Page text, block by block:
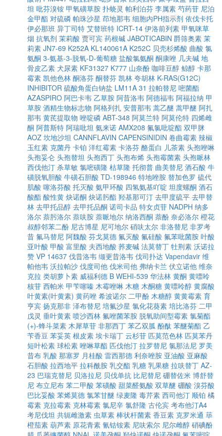
坦 吡芬溴铵 甲氧磺草胺 扑蛲灵 帕利泊芬 李属素 芍药苷 尼泊
金甲酯 对硫磷 帕珠沙星 茚地那韦 细胞内PH指示剂 依伐卡托
伊必那班 异丁司特 艾替班特 ICRT-14 伊洛前列素 甲氧咪草
烟 抗氧剂 茉莉酸 贾可宾 药根碱 JABOTICABIN 爵筛奥素 茉
莉素 JN7-69 K252A KL140061A K252C 贝壳杉烯酸 曲酸 氯
氨酮 3-氨基-3-脱氧-D-葡萄糖 盐酸氯氨酮 酮康唑 几夫碱 地
骨皮乙素 犬尿素 KF31327 K777 山奈酚 咖啡豆醇 鲸醇 卡那
霉素 凯他色林 酮洛芬 酮替芬 凯林 夸胡林 K-RAS(G12C)
INHIBITOR 硫酸角蛋白钠盐 LM11A 31 拉帕替尼 嘧菌酯
AZASPIRO 阿巴卡韦 乙草胺 阿昔洛韦 阿德福韦 阿福拉纳 甲
草胺 酒精生物标志物 阿格列扎 安普那韦 蒿乙醚 蒿甲醚 阿扎
那韦 黄芪提取物 唑啶磷 ABT-348 阿莫兰特 阿莫伦特 四烯雌
酮 阿普斯特 阿瑞吡坦 氨来诺 AMX208 氟氯吡啶酯 双甲脒
AOZ 坎地沙坦 CANNFLAVIN CAPENSINIDIN 卷曲霉素 辣椒
玉红素 克菌丹 卡铂 洋红霉素 卡洛芬 酪蛋白 儿茶素 头孢唑啉
头孢妥仑 头孢替坦 头孢西丁 头孢布烯 头孢霉菌素 头孢哌林
西伐他汀 杀草敏 氯嘧磺隆 枯草隆 托彻普 曲美替尼 酒石酸 牛
磺脱氧胆酸 牛磺石胆酸 TD-198946 特地唑胺 替加色罗 硫代
肌酸 噻洛芬酸 托灭酸 氨甲环酸 四氢氨基吖啶 坦度螺酮 酒石
酸酯 酸性黄 炔诺酮 炔诺肟酯 羟基那可汀 去甲度硫平 去甲替
林 去甲托品醇 去甲托品酮 诺司卡品 特女贞苷 NADPH 纳多
洛尔 萘肟洛尔 萘呋胺 萘哌地尔 纳洛西酮 萘酚 奈必洛尔 橙花
叔醇邻苯二酚 尼古博星 尼可地尔 硝呋太尔 非洛替尼 非罗考
昔 氟马替尼 阿魏酸 芬戈莫德 氟灭酸 氟硅酸 氟苯吡菌胺 叶酸
亚叶酸 甲酸 富里酸 夫西地酸 荞麦碱 法莫替丁 牡荆素 沃诺拉
赞 VP 14637 伐昔洛韦 缬更昔洛韦 伐司扑达 Vapendavir 维
帕他韦 沃拉帕沙 伐度司他 伐米司他 弗纳卡兰 伏立诺他 维奈
克拉 类胡萝卜素 威福利德 B WEHI-539 华法林 黄酮 黄嘌呤
核苷 西帕米 甲苄噻嗪 木霉唑啉 木糖 木酮糖 黄嘌呤醇 黄腐酸
叶黄素(叶黄素) 黄药唑 希波诺尔 二甲酚 木糖醇 黄黄霉素 育
亨宾 扬克那非 泽布替尼 培氟沙星 氯化花葵素 培比洛芬 二甲
戊灵 垂叶黄素 喷沙西林 氟唑菌苯胺 脱氧助间型霉素 氯菊酯
(+)-蜂斗菜素 木犀草苷 非那西丁 苯乙双胍 酚酞 苯醚菊酯 乙
苄香豆 苯妥英 根皮素 埃卡瑞丁 云杉苷 匹莫范色林 匹莫苯丹
短叶松素 球松素 唑啉草酯 匹伐他汀 拉罗替尼 氯那法尼 罗美
昔布 乳酸 那塞罗 月桂酸 雷西那德 利奈唑胺 亚油酸 亚麻酸
石胆酸 拉西地平 拉科酰胺 乳交酯 乳糖 乳果糖 拉呋替丁 AZ-
23 巴瑞克替尼 贝洛拉尼 贝伐单抗 比尼替尼 硼替佐米 博舒替
尼 布立尼布 苯二甲酸 苯磺酸 甜菜醛氨酸 双草醚 硼酸 溴芬酸
巴比妥酸 苯烯莫德 氯苯甘醚 绿麦隆 毒芹素 西司他汀 顺铂 橘
霉素 克拉霉素 克林霉素 氯尼辛 氯舒隆 古伦宾 考布他汀A4
考尼伐坦 共轭雌激素 虫草素 棒状杆菌素 香豆素 克罗米通 荜
橙茄素 葫芦素 原花青素 氰钴铵素 尼呋索尔 尼尔雌醇 硝碘酚